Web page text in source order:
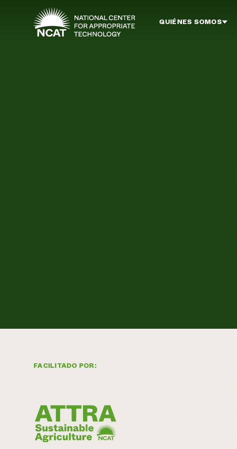
Ir al contenido principal
QUIÉNES SOMOS
FACILITADO POR: